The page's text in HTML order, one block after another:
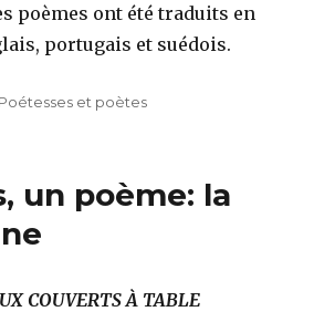
poèmes ont été traduits en
portugais et suédois.
Catégories
Poétesses et poètes
un poème: la
COUVERTS À TABLE